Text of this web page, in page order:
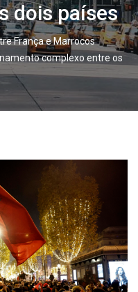
dois países
França e Marrocos
complexo entre os